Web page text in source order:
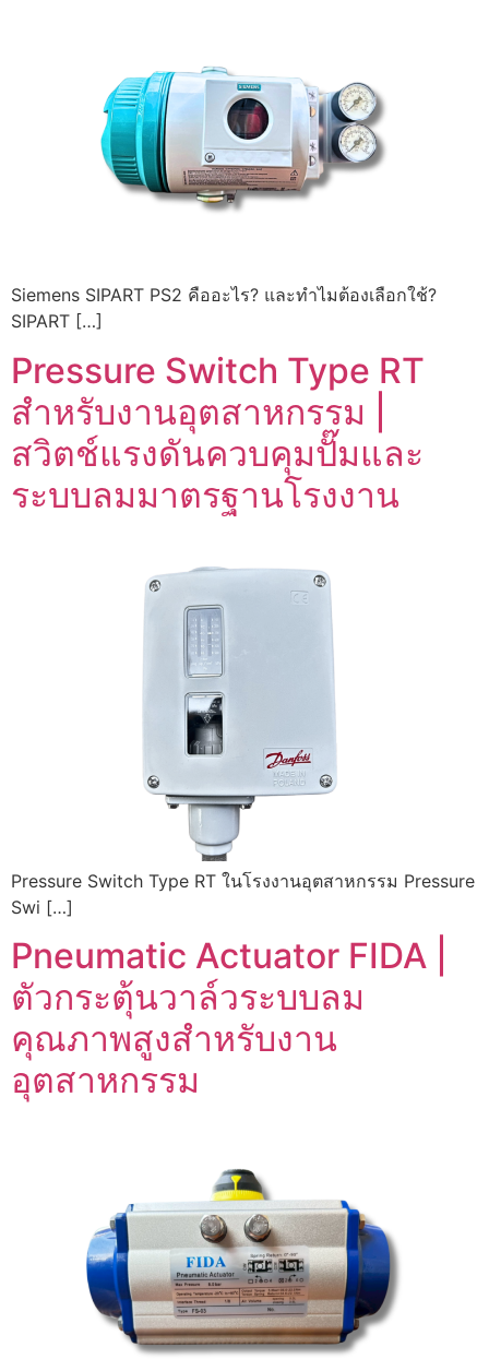
Siemens SIPART PS2 คืออะไร? และทำไมต้องเลือกใช้?
SIPART […]
Pressure Switch Type RT
สำหรับงานอุตสาหกรรม |
สวิตช์แรงดันควบคุมปั๊มและ
ระบบลมมาตรฐานโรงงาน
Pressure Switch Type RT ในโรงงานอุตสาหกรรม Pressure
Swi […]
Pneumatic Actuator FIDA |
ตัวกระตุ้นวาล์วระบบลม
คุณภาพสูงสำหรับงาน
อุตสาหกรรม